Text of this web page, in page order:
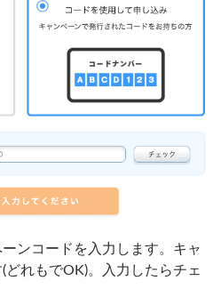
ンコードを入力します。キャ
どれもでOK)。入力したらチェ